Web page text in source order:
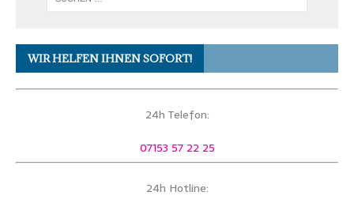
WIR HELFEN IHNEN SOFORT!
24h Telefon:
07153 57 22 25
24h Hotline: